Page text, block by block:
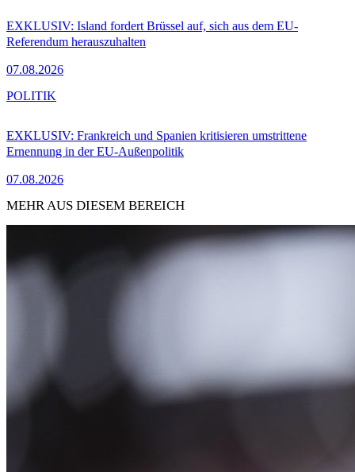
EXKLUSIV: Island fordert Brüssel auf, sich aus dem EU-
Referendum herauszuhalten
07.08.2026
EXKLUSIV: Frankreich und Spanien kritisieren umstrittene
Ernennung in der EU-Außenpolitik
07.08.2026
POLITIK
MEHR AUS DIESEM BEREICH